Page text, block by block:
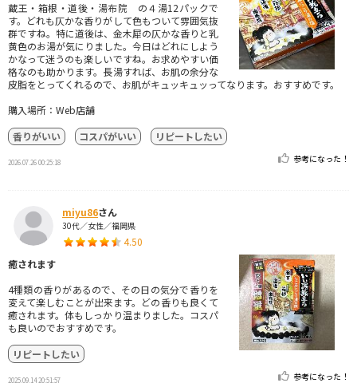
蔵王・箱根・道後・湯布院 の４湯12パックで
す。どれも仄かな香りがして色もついて雰囲気抜
群ですね。特に道後は、金木犀の仄かな香りと乳
黄色のお湯が気にりました。今日はどれにしよう
かなって迷うのも楽しいですね。お求めやすい価
格なのも助かります。長湯すれば、お肌の余分な
皮脂をとってくれるので、お肌がキュッキュッってなります。おすすめです。
購入場所：Web店舗
香りがいい
コスパがいい リピートしたい
2026.07.26 00:25:18 参考になった！
miyu86さん
30代／女性／福岡県
4.50
癒されます
4種類の香りがあるので、その日の気分で香りを
変えて楽しむことが出来ます。どの香りも良くて
癒されます。体もしっかり温まりました。コスパ
も良いのでおすすめです。
リピートしたい
2025.09.14 20:51:57 参考になった！